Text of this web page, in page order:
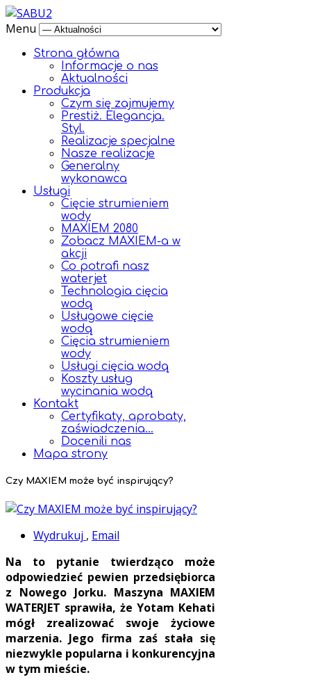
Menu
Strona główna
Informacje o nas
Aktualności
Produkcja
Czym się zajmujemy
Prestiż. Elegancja.
Styl.
Realizacje specjalne
Nasze realizacje
Generalny
wykonawca
Usługi
Cięcie strumieniem
wody
MAXIEM 2080
Zobacz MAXIEM-a w
akcji
Co potrafi nasz
waterjet
Technologia cięcia
wodą
Usługowe cięcie
wodą
Cięcia strumieniem
wody
Usługi cięcia wodą
Koszty usług
wycinania wodą
Kontakt
Certyfikaty, aprobaty,
zaświadczenia...
Docenili nas
Mapa strony
Czy MAXIEM może być inspirujący?
Wydrukuj , Email
Na to pytanie twierdząco może
odpowiedzieć pewien przedsiębiorca
z Nowego Jorku. Maszyna MAXIEM
WATERJET sprawiła, że Yotam Kehati
mógł zrealizować swoje życiowe
marzenia. Jego firma zaś stała się
niezwykle popularna i konkurencyjna
w tym mieście.